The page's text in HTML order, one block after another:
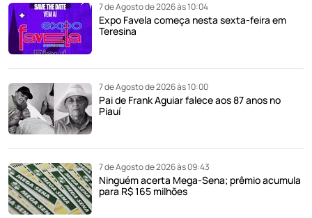
7 de Agosto de 2026 às 10:04
Expo Favela começa nesta sexta-feira em
Teresina
7 de Agosto de 2026 às 10:00
Pai de Frank Aguiar falece aos 87 anos no
Piauí
7 de Agosto de 2026 às 09:43
Ninguém acerta Mega-Sena; prêmio acumula
para R$ 165 milhões